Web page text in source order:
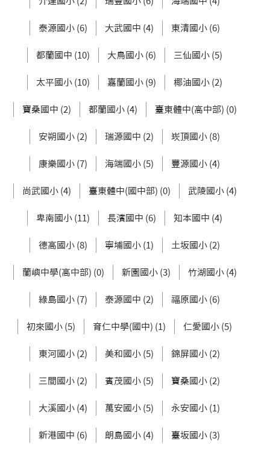
泰源國小 (6) 大武國中 (4) 東清國小 (6)
都蘭國中 (10) 大鳥國小 (6) 三仙國小 (5)
太平國小 (10) 嘉蘭國小 (9) 椰油國小 (2)
寶桑國中 (2) 都蘭國小 (4) 臺東體中(高中部) (0)
安朔國小 (2) 瑞源國中 (2) 崁頂國小 (8)
康樂國小 (7) 海端國小 (5) 豐源國小 (4)
尚武國小 (4) 臺東體中(國中部) (0) 武陵國小 (4)
卑南國小 (11) 長濱國中 (6) 知本國中 (4)
德高國小 (8) 寧埔國小 (1) 土坂國小 (2)
蘭嶼中學(高中部) (0) 新園國小 (3) 竹湖國小 (4)
綠島國小 (7) 泰源國中 (2) 福原國小 (6)
初來國小 (5) 育仁中學(國中) (1) 仁愛國小 (5)
東河國小 (2) 美和國小 (5) 錦屏國小 (2)
三間國小 (2) 賓茂國小 (5) 寶桑國小 (2)
大溪國小 (4) 萬安國小 (5) 永安國小 (1)
新港國中 (6) 朗島國小 (4) 臺坂國小 (3)